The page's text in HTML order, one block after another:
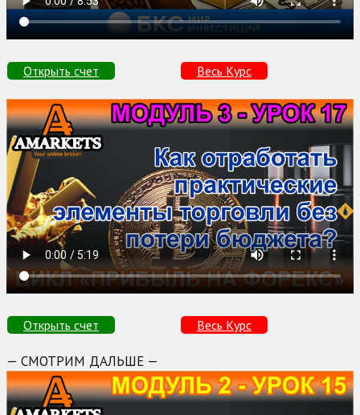
Открыть счет Весь Курс
Открыть счет Весь Курс
— СМОТРИМ ДАЛЬШЕ —